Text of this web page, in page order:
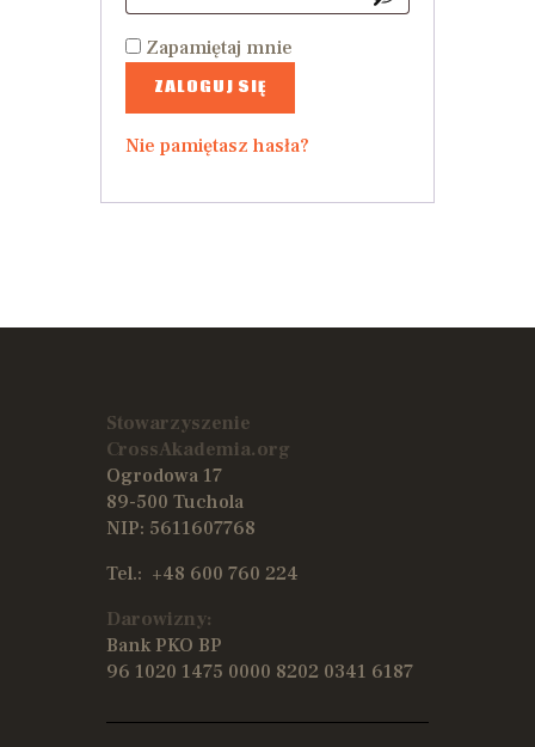
Zapamiętaj mnie
ZALOGUJ SIĘ
Nie pamiętasz hasła?
Stowarzyszenie
CrossAkademia.org
Ogrodowa 17
89-500 Tuchola
NIP: 5611607768
Tel.: +48 600 760 224
Darowizny:
Bank PKO BP
96 1020 1475 0000 8202 0341 6187